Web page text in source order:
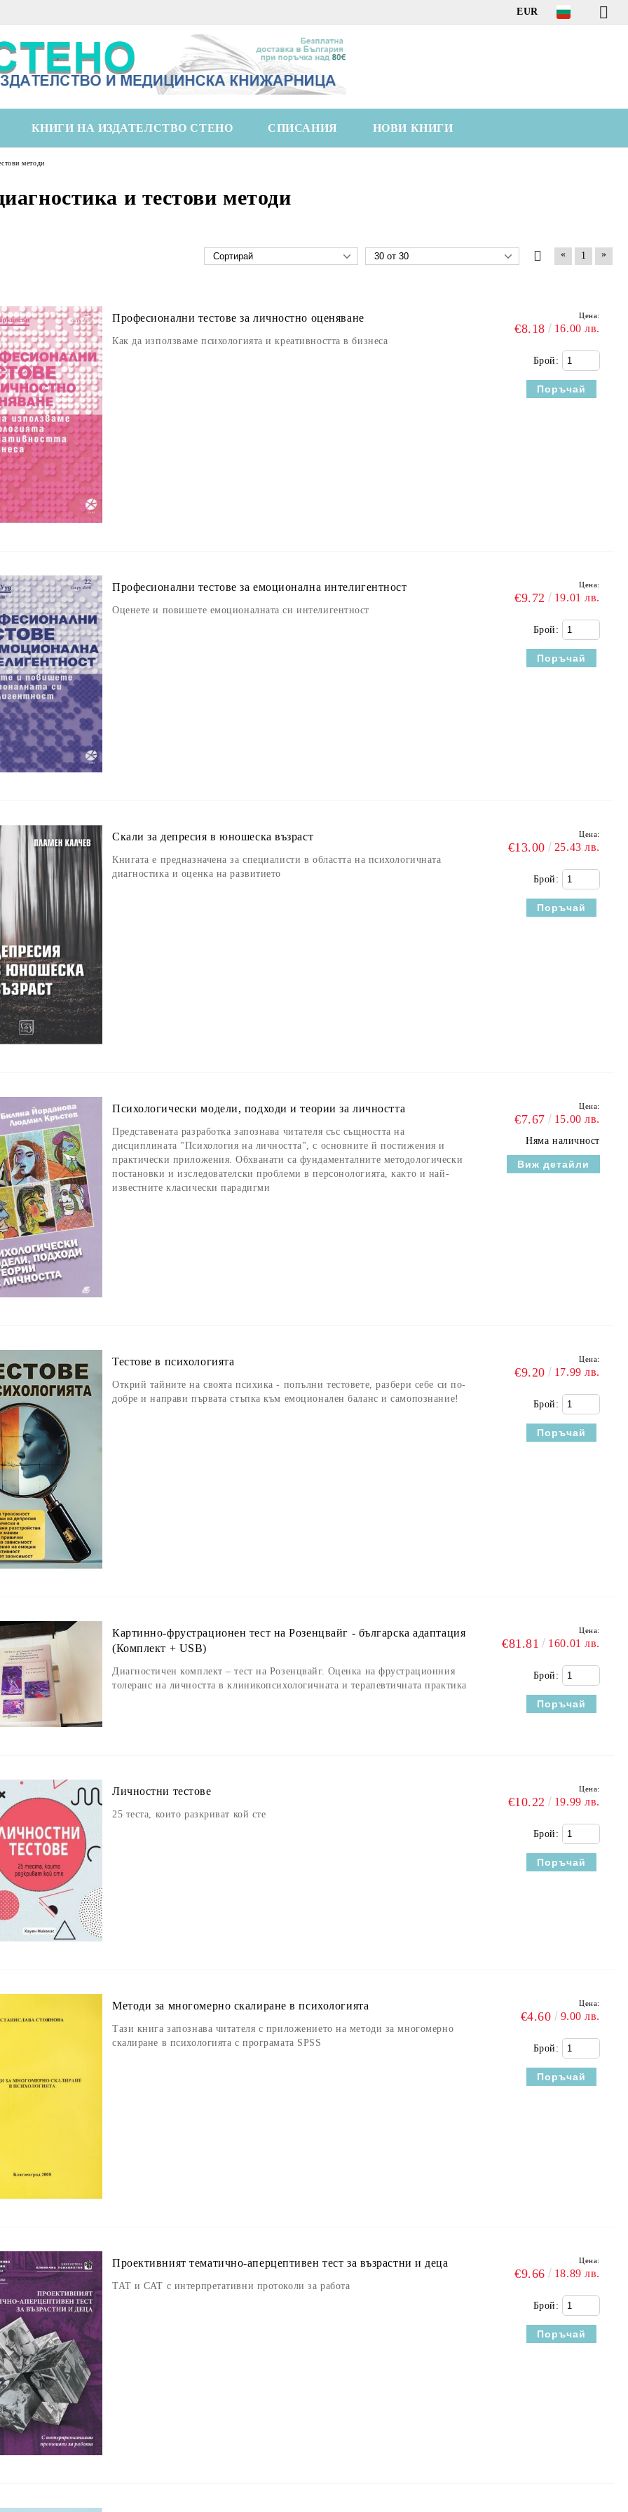
EUR
КНИГИ НА ИЗДАТЕЛСТВО СТЕНО СПИСАНИЯ НОВИ КНИГИ
методи
и тестови методи
« 1 »
Професионални тестове за личностно оценяване
Как да използваме психологията и креативността в бизнеса
Цена:
€8.18 16.00 лв.
Брой:
Професионални тестове за емоционална интелигентност
Оценете и повишете емоционалната сиинтелигентност
Цена:
€9.72 19.01 лв.
Брой:
Скали за депресия в юношеска възраст
Книгата е предназначена за специалисти в областта на психологичната
диагностика и оценка на развитието
Цена:
€13.00 25.43 лв.
Брой:
Психологически модели, подходи и теории за личността
Представената разработка запознава читателя със същността на
дисциплината "Психология на личността", с основните й постижения и
практически приложения. Обхванати са фундаменталните методологически
постановки и изследователски проблеми в персонологията, както и най-
известните класически парадигми
Цена:
€7.67 15.00 лв.
Няма наличност
Виж детайли
Тестове в психологията
Открий тайните на своята психика - попълни тестовете, разбери себе си по-
добре и направи първата стъпка към емоционален баланс и самопознание!
Цена:
€9.20 17.99 лв.
Брой:
Картинно-фрустрационен тест на Розенцвайг - българска адаптация
(Комплект + USB)
Диагностичен комплект – тест на Розенцвайг. Оценка на фрустрационния
толеранс на личността в клиникопсихологичната и терапевтичната практика
Цена:
€81.81 160.01 лв.
Брой:
Личностни тестове
25 теста, които разкриват кой сте
Цена:
€10.22 19.99 лв.
Брой:
Методи за многомерно скалиране в психологията
Тази книга запознава читателя с приложението на методи за многомерно
скалиране в психологията с програмата SPSS
Цена:
€4.60 9.00 лв.
Брой:
Проективният тематично-аперцептивен тест за възрастни и деца
ТАТ и САТ с интерпретативни протоколи за работа
Цена:
€9.66 18.89 лв.
Брой: